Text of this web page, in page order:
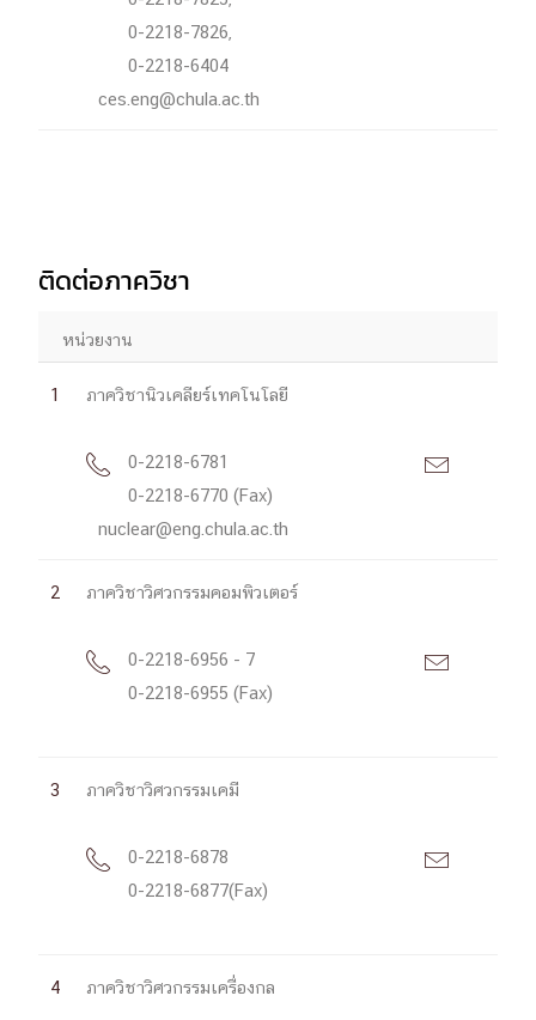
0-2218-7826,
0-2218-6404
ces.eng@chula.ac.th
ติดต่อภาควิชา
หน่วยงาน
1
ภาควิชานิวเคลียร์เทคโนโลยี

0-2218-6781
0-2218-6770 (Fax)

nuclear@eng.chula.ac.th
2 ภาควิชาวิศวกรรมคอมพิวเตอร์

0-2218-6956 - 7
0-2218-6955 (Fax)

3 ภาควิชาวิศวกรรมเคมี

0-2218-6878
0-2218-6877(Fax)

4 ภาควิชาวิศวกรรมเครื่องกล